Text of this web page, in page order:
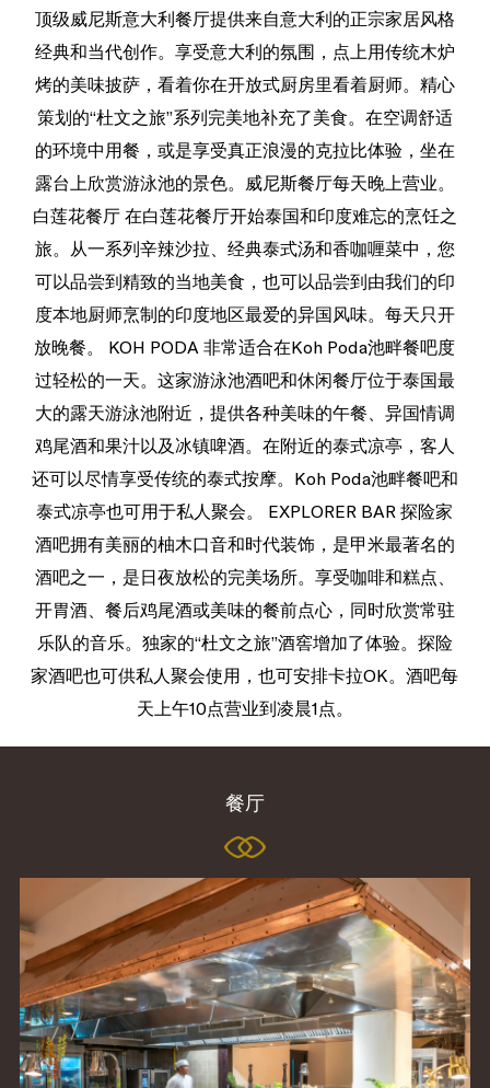
顶级威尼斯意大利餐厅提供来自意大利的正宗家居风格
经典和当代创作。享受意大利的氛围，点上用传统木炉
烤的美味披萨，看着你在开放式厨房里看着厨师。精心
策划的“杜文之旅”系列完美地补充了美食。在空调舒适
的环境中用餐，或是享受真正浪漫的克拉比体验，坐在
露台上欣赏游泳池的景色。威尼斯餐厅每天晚上营业。
白莲花餐厅 在白莲花餐厅开始泰国和印度难忘的烹饪之
旅。从一系列辛辣沙拉、经典泰式汤和香咖喱菜中，您
可以品尝到精致的当地美食，也可以品尝到由我们的印
度本地厨师烹制的印度地区最爱的异国风味。每天只开
放晚餐。 KOH PODA 非常适合在Koh Poda池畔餐吧度
过轻松的一天。这家游泳池酒吧和休闲餐厅位于泰国最
大的露天游泳池附近，提供各种美味的午餐、异国情调
鸡尾酒和果汁以及冰镇啤酒。在附近的泰式凉亭，客人
还可以尽情享受传统的泰式按摩。Koh Poda池畔餐吧和
泰式凉亭也可用于私人聚会。 EXPLORER BAR 探险家
酒吧拥有美丽的柚木口音和时代装饰，是甲米最著名的
酒吧之一，是日夜放松的完美场所。享受咖啡和糕点、
开胃酒、餐后鸡尾酒或美味的餐前点心，同时欣赏常驻
乐队的音乐。独家的“杜文之旅”酒窖增加了体验。探险
家酒吧也可供私人聚会使用，也可安排卡拉OK。酒吧每
天上午10点营业到凌晨1点。
餐厅